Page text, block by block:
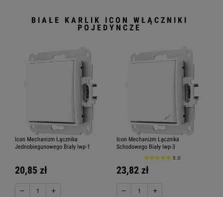
BIAŁE KARLIK ICON WŁĄCZNIKI
POJEDYNCZE
Icon Mechanizm Łącznika
Jednobiegunowego Biały Iwp-1
20,85 zł
− +
Icon Mechanizm Łącznika
Schodowego Biały Iwp-3
5.0
23,82 zł
− +